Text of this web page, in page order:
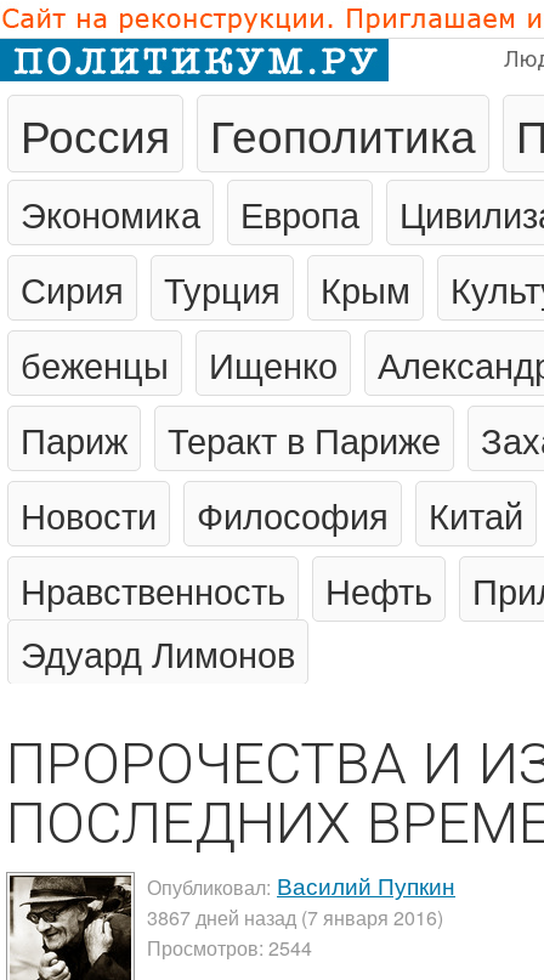
Россия Геополитика
Экономика Европа
Сирия
Турция Крым
беженцы
Ищенко
Париж
Теракт в Париже
Новости
Философия
Китай
Нравственность
Нефть
Эдуард Лимонов
ПРОРОЧЕСТВА И
ПОСЛЕДНИХ
Опубликовал: Василий Пупкин
3867 дней назад (7 января 2016)
Просмотров: 2544